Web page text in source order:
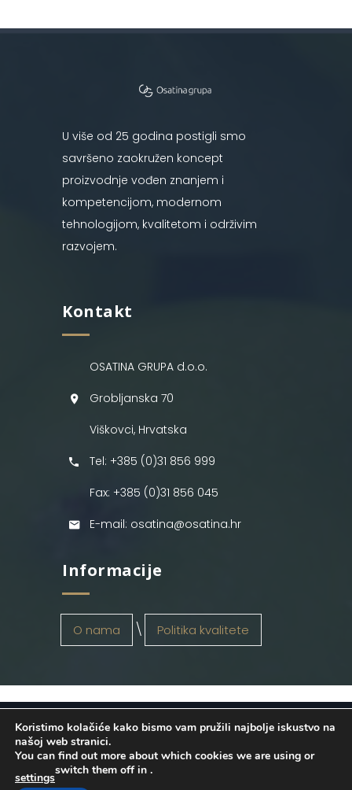
U više od 25 godina postigli smo
savršeno zaokružen koncept
proizvodnje vođen znanjem i
kompetencijom, modernom
tehnologijom, kvalitetom i održivim
razvojem.
Kontakt
OSATINA GRUPA d.o.o.
Grobljanska 70
Viškovci, Hrvatska
Tel: +385 (0)31 856 999
Fax: +385 (0)31 856 045
E-mail: osatina@osatina.hr
Informacije
O nama Politika kvalitete
OSATINA GRUPA d.o.o. 2026
. Configured
byINFOS Osijek. Sva prava pridržana.
Koristimo kolačiće kako bismo vam pružili najbolje iskustvo na
našoj web stranici.
You can find out more about which cookies we are using or
switch them off in
settings
.